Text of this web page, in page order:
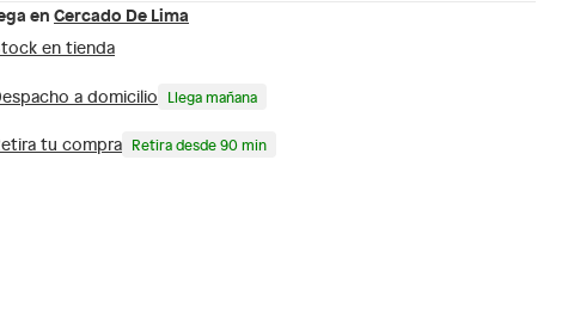
enCercado De Lima
en tienda
a domicilio Llega mañana
tu compra Retira desde 90 min